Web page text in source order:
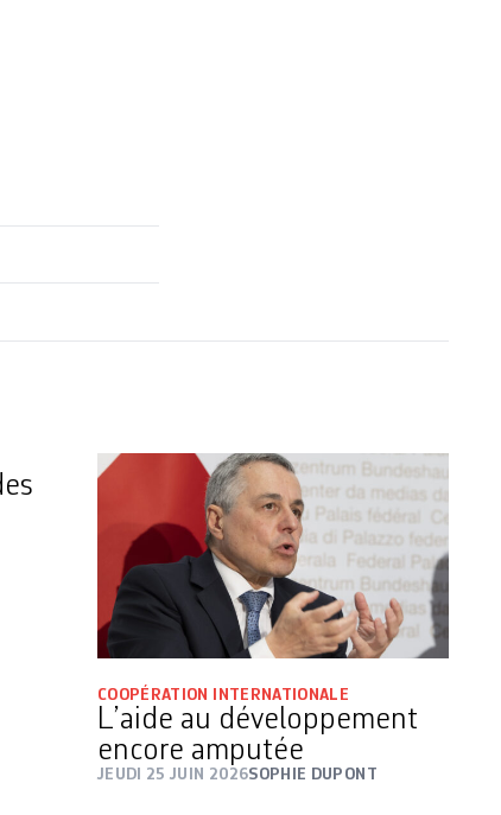
COOPÉRATION INTERNATIONALE
L’aide au développement
encore amputée
JEUDI 25 JUIN 2026SOPHIE DUPONT